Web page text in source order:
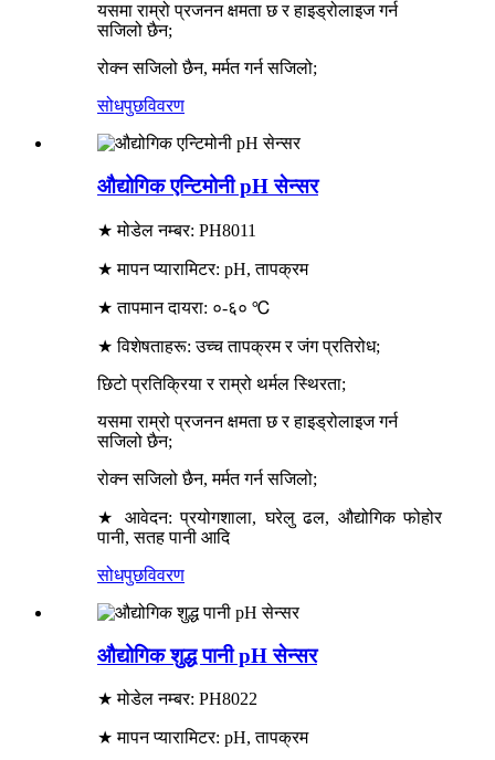
यसमा राम्रो प्रजनन क्षमता छ र हाइड्रोलाइज गर्न
सजिलो छैन;
रोक्न सजिलो छैन, मर्मत गर्न सजिलो;
सोधपुछविवरण
औद्योगिक एन्टिमोनी pH सेन्सर
★ मोडेल नम्बर: PH8011
★ मापन प्यारामिटर: pH, तापक्रम
★ तापमान दायरा: ०-६० ℃
★ विशेषताहरू: उच्च तापक्रम र जंग प्रतिरोध;
छिटो प्रतिक्रिया र राम्रो थर्मल स्थिरता;
यसमा राम्रो प्रजनन क्षमता छ र हाइड्रोलाइज गर्न
सजिलो छैन;
रोक्न सजिलो छैन, मर्मत गर्न सजिलो;
★ आवेदन: प्रयोगशाला, घरेलु ढल, औद्योगिक फोहोर
पानी, सतह पानी आदि
सोधपुछविवरण
औद्योगिक शुद्ध पानी pH सेन्सर
★ मोडेल नम्बर: PH8022
★ मापन प्यारामिटर: pH, तापक्रम